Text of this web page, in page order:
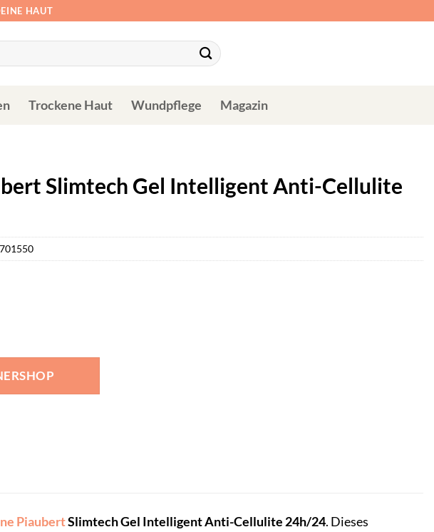
HAUT
Trockene Haut Wundpflege Magazin
Slimtech Gel Intelligent Anti-Cellulite
PiaubertSlimtech Gel Intelligent Anti-Cellulite 24h/24. Dieses